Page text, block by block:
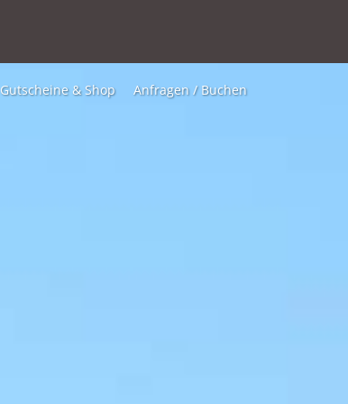
Gutscheine & Shop Anfragen / Buchen